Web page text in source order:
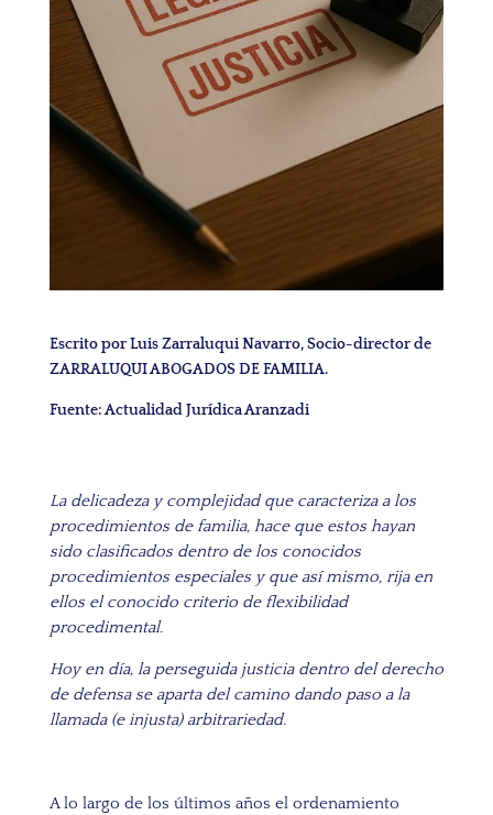
Escrito por Luis Zarraluqui Navarro, Socio-director de
ZARRALUQUI ABOGADOS DE FAMILIA.
Fuente: Actualidad Jurídica Aranzadi
La delicadeza y complejidad que caracteriza a los
procedimientos de familia, hace que estos hayan
sido clasificados dentro de los conocidos
procedimientos especiales y que así mismo, rija en
ellos el conocido criterio de flexibilidad
procedimental.
Hoy en día, la perseguida justicia dentro del derecho
de defensa se aparta del camino dando paso a la
llamada (e injusta) arbitrariedad.
A lo largo de los últimos años el ordenamiento